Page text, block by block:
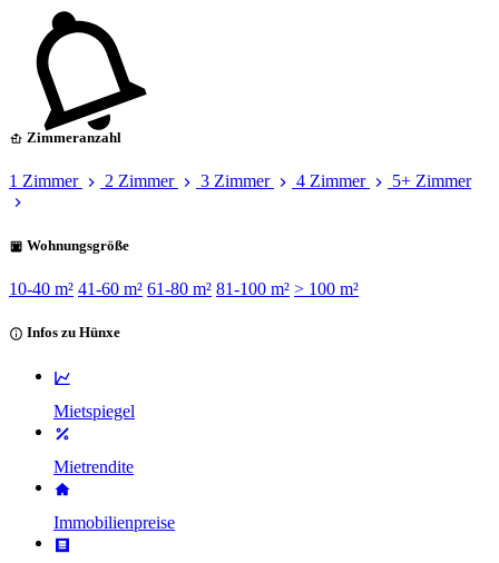
Zimmeranzahl
1 Zimmer 2 Zimmer 3 Zimmer 4 Zimmer 5+ Zimmer
Wohnungsgröße
10-40 m² 41-60 m² 61-80 m² 81-100 m² > 100 m²
Infos zu Hünxe
Mietspiegel
Mietrendite
Immobilienpreise